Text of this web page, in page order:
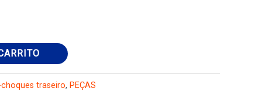
traseiro, PEÇAS